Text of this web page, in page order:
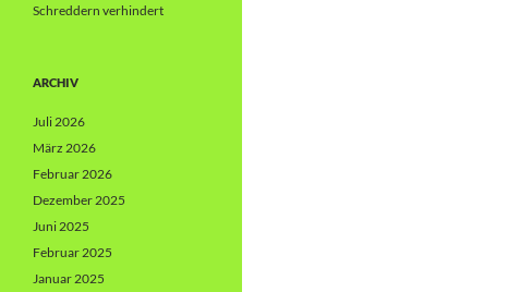
Schreddern verhindert
ARCHIV
Juli 2026
März 2026
Februar 2026
Dezember 2025
Juni 2025
Februar 2025
Januar 2025